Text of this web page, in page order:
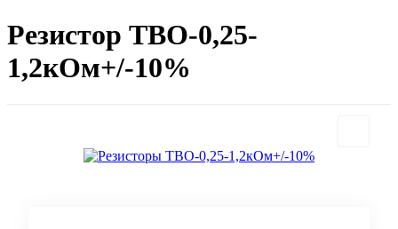
Резистор ТВО-0,25-
1,2кОм+/-10%